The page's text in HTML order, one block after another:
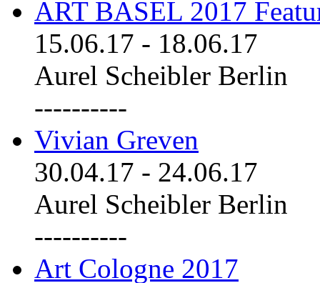
ART BASEL 2017
15.06.17 - 18.06.17
Aurel Scheibler Berlin
----------
Vivian Greven
30.04.17 - 24.06.17
Aurel Scheibler Berlin
----------
Art Cologne 2017